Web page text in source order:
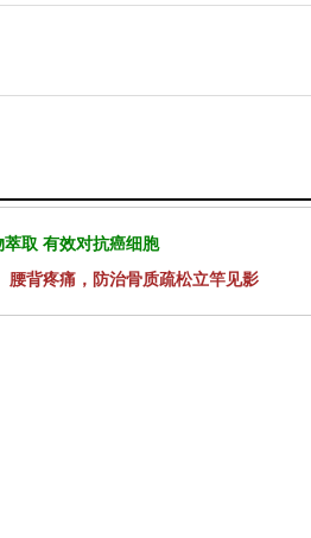
取 有效对抗癌细胞
腰背疼痛，防治骨质疏松立竿见影